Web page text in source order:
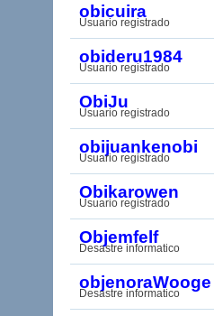
obicuira
Usuario registrado
obideru1984
Usuario registrado
ObiJu
Usuario registrado
obijuankenobi
Usuario registrado
Obikarowen
Usuario registrado
Objemfelf
Desastre informatico
objenoraWooge
Desastre informatico